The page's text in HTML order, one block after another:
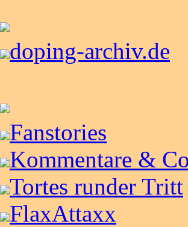
doping-archiv.de
Fanstories
Kommentare & Co
Tortes runder Tritt
FlaxAttaxx